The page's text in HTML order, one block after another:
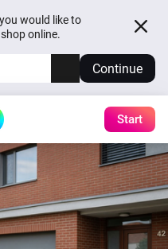
would like to
online.
Continue
Start